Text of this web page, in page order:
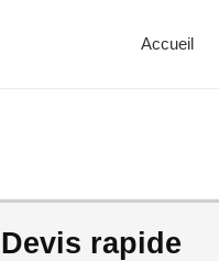
Accueil
Devis rapide